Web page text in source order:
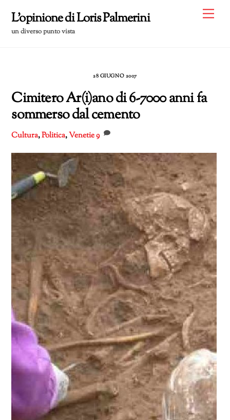
content
L'opinione di Loris Palmerini
un diverso punto vista
28 GIUGNO 2007
Cimitero Ar(i)ano di 6-7000 anni fa
sommerso dal cemento
Cultura,Politica,Venetie9